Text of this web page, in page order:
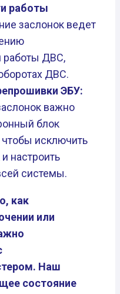
работы
заслонок ведет
работы ДВС,
ДВС.
ЭБУ:
важно
блок
исключить
настроить
системы.
как
или
Наш
состояние